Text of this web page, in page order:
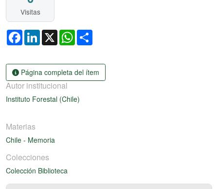
Visitas
FacebookLinkedIn
X WhatsApp
Página completa del ítem
Autor institucional
Instituto Forestal (Chile)
Materias
Chile - Memoria
Colecciones
Colección Biblioteca